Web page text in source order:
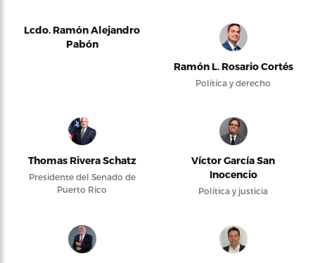
Lcdo. Ramón Alejandro
Pabón
Ramón L. Rosario Cortés
Política y derecho
Thomas Rivera Schatz
Presidente del Senado de
Puerto Rico
Víctor García San
Inocencio
Política y justicia